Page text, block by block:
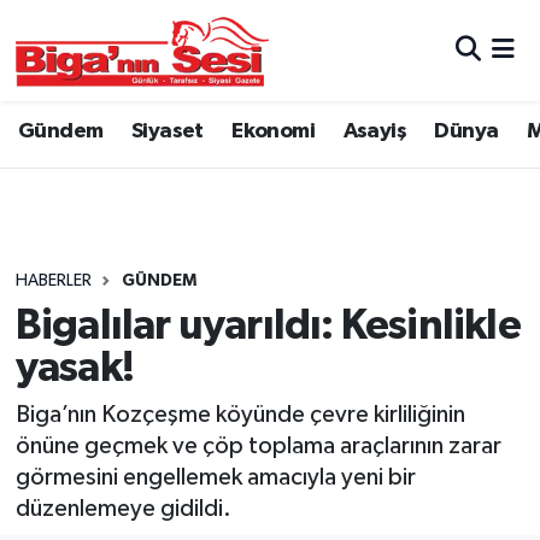
Gündem Siyaset Ekonomi Asayiş Dünya
HABERLER GÜNDEM
Bigalılar uyarıldı: Kesinlikle
yasak!
Biga’nın Kozçeşme köyünde çevre kirliliğinin
önüne geçmek ve çöp toplama araçlarının zarar
görmesini engellemek amacıyla yeni bir
düzenlemeye gidildi.
Asayiş
Belediye
Dünya
Ekonomi
Genel
Çanakkale Hava Durumu
Tüm Manşetler
Son Dakika Haberleri